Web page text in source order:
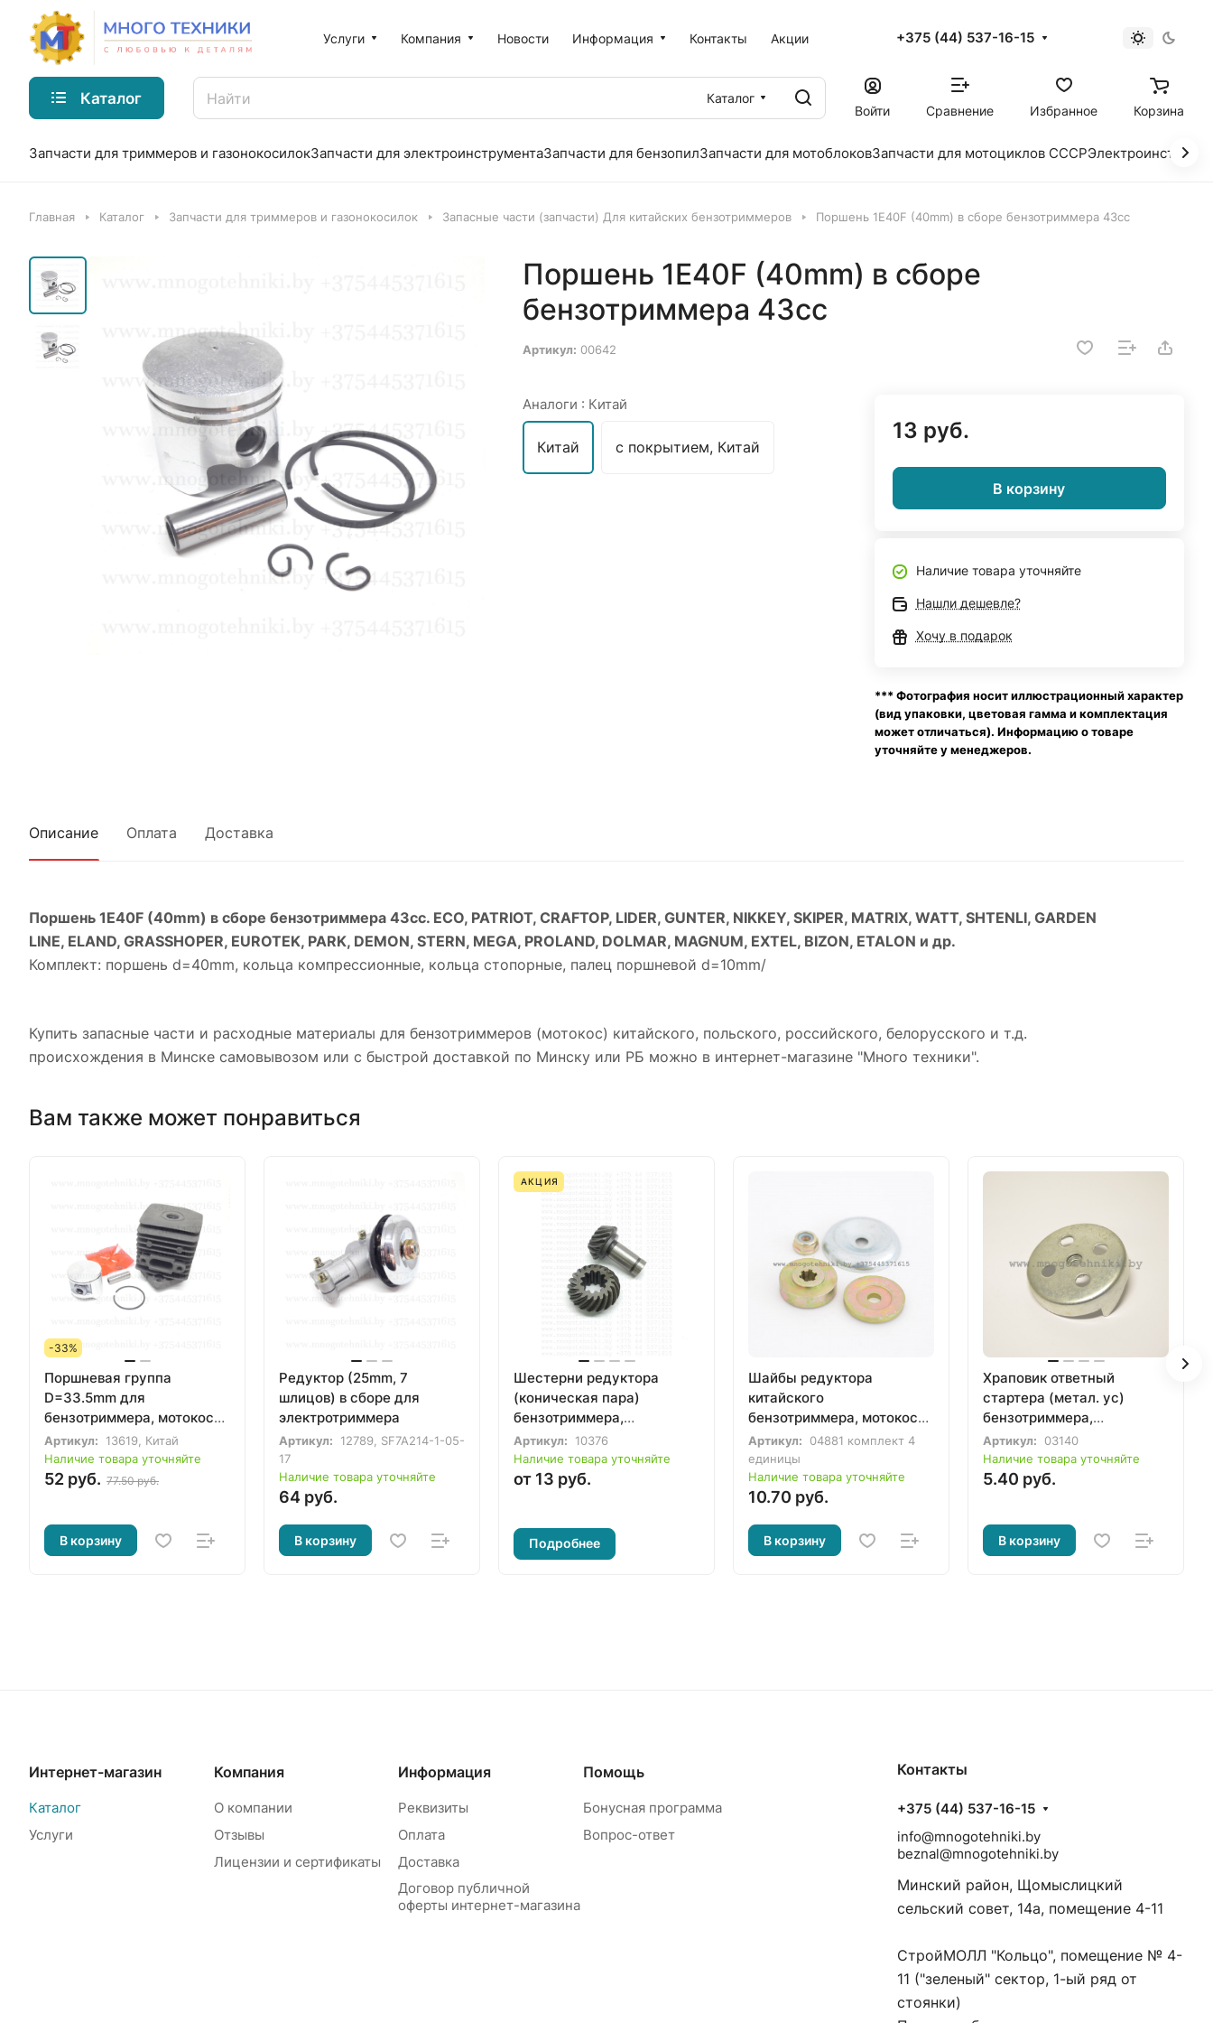
Услуги Компания Новости Информация Контакты Акции +375 (44) 537-16-15
Каталог
Каталог
Войти
Сравнение Избранное Корзина
Запчасти для триммеров и газонокосилокЗапчасти для электроинструментаЗапчасти для бензопилЗапчасти для мотоблоковЗапчасти для мотоциклов СССР
Главная Каталог Запчасти для триммеров и газонокосилок Запасные части (запчасти) Для китайских бензотриммеров Поршень 1E40F (40mm) в сборе бензотриммера 43сс
Поршень 1E40F (40mm) в сборе
бензотриммера 43сс
Артикул: 00642
Аналоги : Китай
Китай с покрытием, Китай
13 руб.
В корзину
Наличие товара уточняйте
Нашли дешевле?
Хочу в подарок
*** Фотография носит иллюстрационный характер
(вид упаковки, цветовая гамма и комплектация
может отличаться). Информацию о товаре
уточняйте у менеджеров.
Описание Оплата Доставка
Поршень 1E40F (40mm) в сборе бензотриммера 43сс. ECO, PATRIOT, CRAFTOP, LIDER, GUNTER, NIKKEY, SKIPER, MATRIX, WATT, SHTENLI, GARDEN
LINE, ELAND, GRASSHOPER, EUROTEK, PARK, DEMON, STERN, MEGA, PROLAND, DOLMAR, MAGNUM, EXTEL, BIZON, ETALON и др.
Комплект: поршень d=40mm, кольца компрессионные, кольца стопорные, палец поршневой d=10mm/
Купить запасные части и расходные материалы для бензотриммеров (мотокос) китайского, польского, российского, белорусского и т.д.
происхождения в Минске самовывозом или с быстрой доставкой по Минску или РБ можно в интернет-магазине "Много техники".
Вам также может понравиться
-33%
Поршневая группа
D=33.5mm для
бензотриммера, мотокосы
Homelite S25 в сборе
Артикул:
13619, Китай
Наличие товара уточняйте
52 руб. 77.50 руб.
В корзину
Редуктор (25mm, 7
шлицов) в сборе для
электротриммера
Артикул:
12789, SF7A214-1-05-
17
Наличие товара уточняйте
64 руб.
В корзину
АКЦИЯ
Шестерни редуктора
(коническая пара)
бензотриммера,
бензокосы 33-52сс
(комплект)
Артикул:
10376
Наличие товара уточняйте
от 13 руб.
Подробнее
Шайбы редуктора
китайского
бензотриммера, мотокосы
33-52сс
Артикул:
04881 комплект 4
единицы
Наличие товара уточняйте
10.70 руб.
В корзину
Храповик ответный
стартера (метал. ус)
бензотриммера,
бензокосы 33-52сс.
Артикул:
03140
Наличие товара уточняйте
5.40 руб.
В корзину
Интернет-магазин
Каталог
Услуги
Компания
О компании
Отзывы
Лицензии и сертификаты
Информация
Реквизиты
Оплата
Доставка
Договор публичной
оферты интернет-магазина
Помощь
Бонусная программа
Вопрос-ответ
Контакты
+375 (44) 537-16-15
info@mnogotehniki.by
beznal@mnogotehniki.by
Минский район, Щомыслицкий
сельский совет, 14а, помещение 4-11
СтройМОЛЛ "Кольцо", помещение № 4-
11 ("зеленый" сектор, 1-ый ряд от
стоянки)